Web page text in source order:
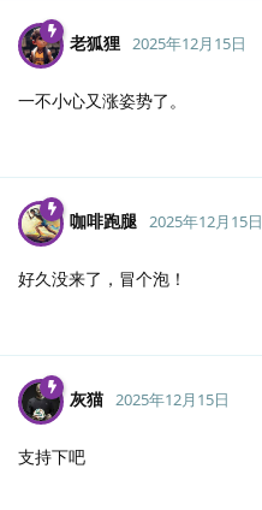
老狐狸 2025年12月15日
一不小心又涨姿势了。
咖啡跑腿 2025年12月15日
好久没来了，冒个泡！
灰猫 2025年12月15日
支持下吧